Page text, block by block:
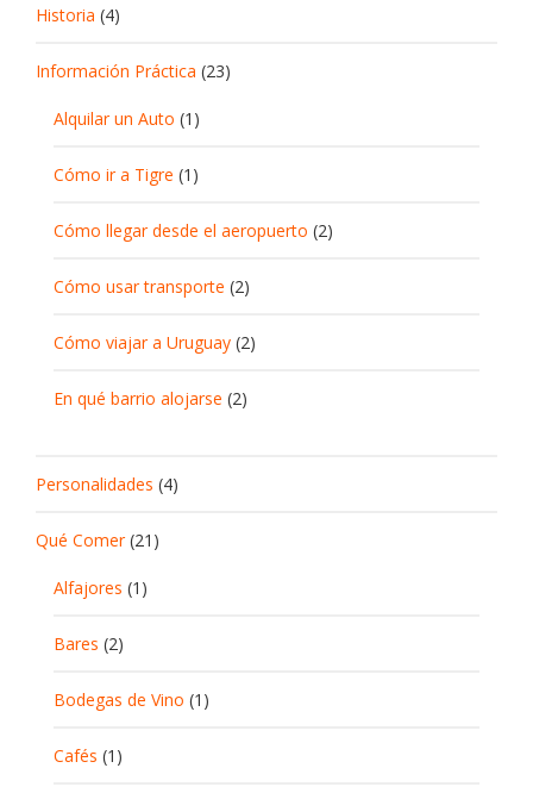
Historia (4)
Información Práctica (23)
Alquilar un Auto (1)
Cómo ir a Tigre (1)
Cómo llegar desde el aeropuerto (2)
Cómo usar transporte (2)
Cómo viajar a Uruguay (2)
En qué barrio alojarse (2)
Personalidades (4)
Qué Comer(21)
Alfajores (1)
Bares (2)
Bodegas de Vino (1)
Cafés (1)